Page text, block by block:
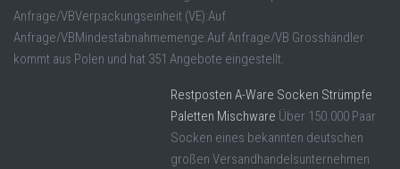
Anfrage/VBVerpackungseinheit (VE):Auf
Anfrage/VBMindestabnahmemenge:Auf Anfrage/VB Grosshändler
kommt aus Polen und hat 351 Angebote eingestellt.
Restposten A-Ware Socken Strümpfe
Paletten Mischware Über 150.000 Paar
Socken eines bekannten deutschen
großen Versandhandelsunternehmen